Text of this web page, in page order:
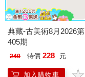
典藏-古美術8月2026第
405期
240 特價 228 元
加入購物車